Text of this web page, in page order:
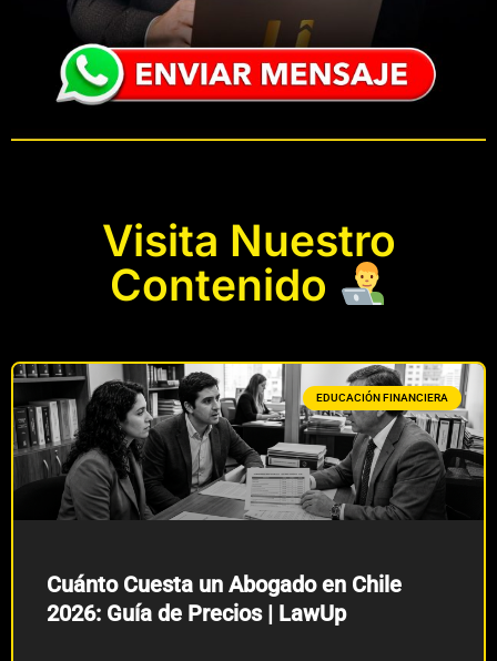
Visita Nuestro
Contenido
EDUCACIÓN FINANCIERA
Cuánto Cuesta un Abogado en Chile
2026: Guía de Precios | LawUp